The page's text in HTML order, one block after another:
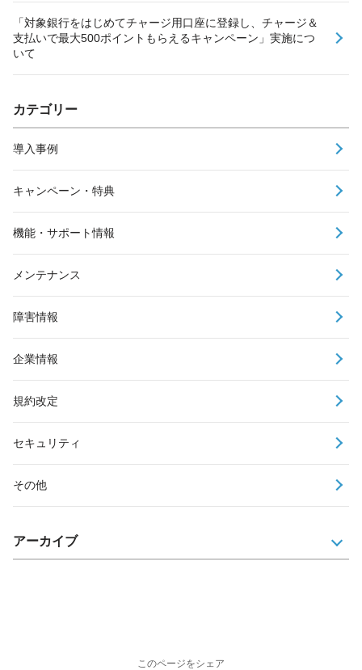
「対象銀行をはじめてチャージ用口座に登録し、チャージ＆
支払いで最大500ポイントもらえるキャンペーン」実施につ
いて
カテゴリー
導入事例
キャンペーン・特典
機能・サポート情報
メンテナンス
障害情報
企業情報
規約改定
セキュリティ
その他
アーカイブ
このページをシェア